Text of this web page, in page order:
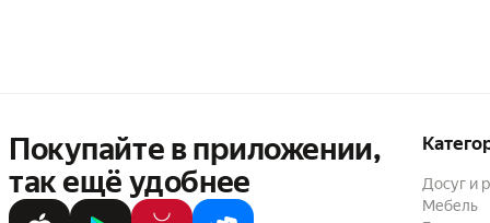
Покупайте в приложении,
так ещё удобнее
Досуг и
Мебель